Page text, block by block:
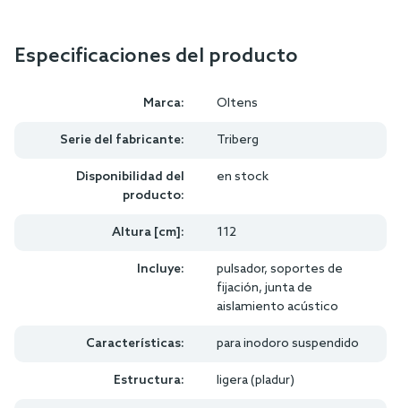
Especificaciones del producto
Marca: Oltens
Serie del fabricante: Triberg
Disponibilidad del
producto:
en stock
Altura [cm]: 112
Incluye:
pulsador, soportes de
fijación, junta de
aislamiento acústico
Características: para inodoro suspendido
Estructura: ligera (pladur)